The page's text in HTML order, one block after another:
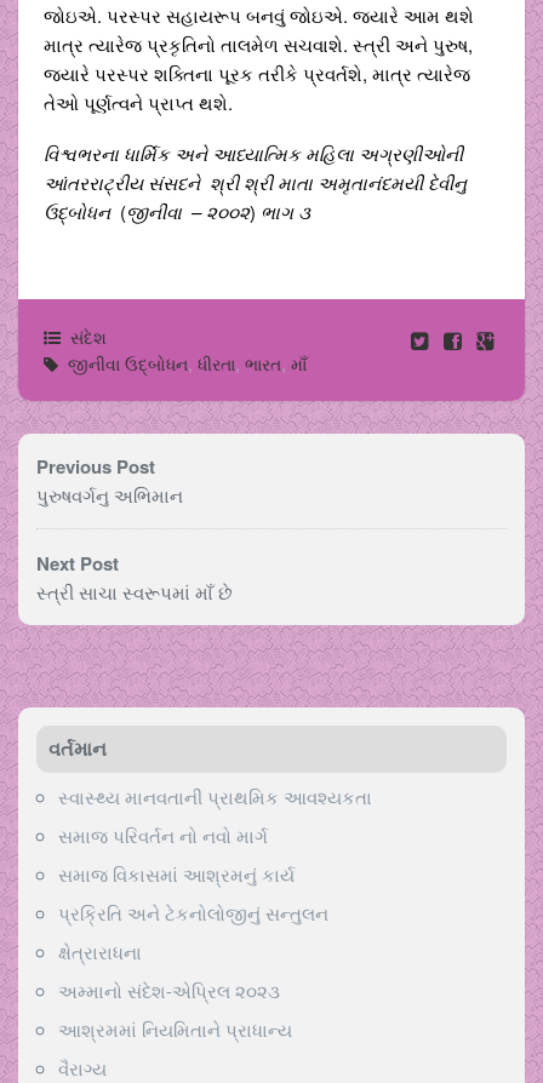
જોઇએ. પરસ્પર સહાયરૂપ બનવું જોઇએ. જયારે આમ થશે
માત્ર ત્યારેજ પ્રકૃતિનો તાલમેળ સચવાશે. સ્ત્રી અને પુરુષ,
જયારે પરસ્પર શક્તિના પૂરક તરીકે પ્રવર્તશે, માત્ર ત્યારેજ
તેઓ પૂર્ણત્વને પ્રાપ્ત થશે.
વિશ્વભરના ધાર્મિક અને આધ્યાત્મિક મહિલા અગ્રણીઓની
આંતરરાટ્રીય સંસદને શ્રી શ્રી માતા અમૃતાનંદમયી દેવીનુ
ઉદ્બોધન(જીનીવા – ૨૦૦૨) ભાગ ૩
સંદેશ
જીનીવા ઉદ્બોધન, ધીરતા, ભારત, માઁ
Previous Post
પુરુષવર્ગનુ અભિમાન
Next Post
સ્ત્રી સાચા સ્વરૂપમાં માઁ છે
વર્તમાન
સ્વાસ્થ્ય માનવતાની પ્રાથમિક આવશ્યકતા
સમાજ પરિવર્તન નો નવો માર્ગ
સમાજ વિકાસમાં આશ્રમનું કાર્ય
પ્રક્રિતિ અને ટેકનોલોજીનું સન્તુલન
ક્ષેત્રારાધના
અમ્માનો સંદેશ-એપ્રિલ ૨૦૨૩
આશ્રમમાં નિયમિતાને પ્રાધાન્ય
વૈરાગ્ય